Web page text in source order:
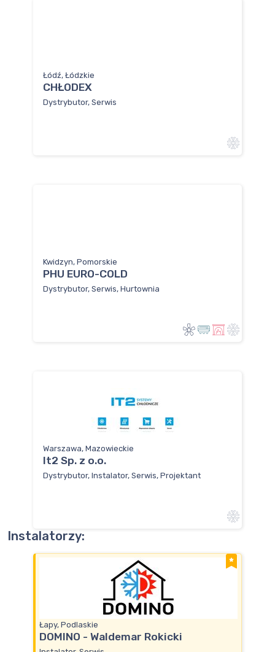
Łódź, Łódzkie
CHŁODEX
Dystrybutor, Serwis
Kwidzyn, Pomorskie
PHU EURO-COLD
Dystrybutor, Serwis, Hurtownia
Warszawa, Mazowieckie
It2 Sp. z o.o.
Dystrybutor, Instalator, Serwis, Projektant
Instalatorzy:
Łapy, Podlaskie
DOMINO - Waldemar Rokicki